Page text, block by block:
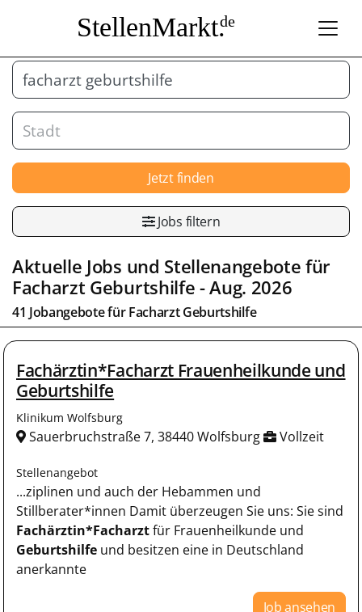
StellenMarkt.de
Jetzt finden
Jobs filtern
Aktuelle Jobs und Stellenangebote für
Facharzt Geburtshilfe- Aug. 2026
41 Jobangebote fürFacharzt Geburtshilfe
Fachärztin*Facharzt Frauenheilkunde und
Geburtshilfe
Klinikum Wolfsburg
Sauerbruchstraße 7, 38440 Wolfsburg Vollzeit
Stellenangebot
...ziplinen und auch der Hebammen und
Stillberater*innen Damit überzeugen Sie uns: Sie sind
Fachärztin*Facharztfür Frauenheilkunde und
Geburtshilfe und besitzen eine in Deutschland
anerkannte
Job ansehen